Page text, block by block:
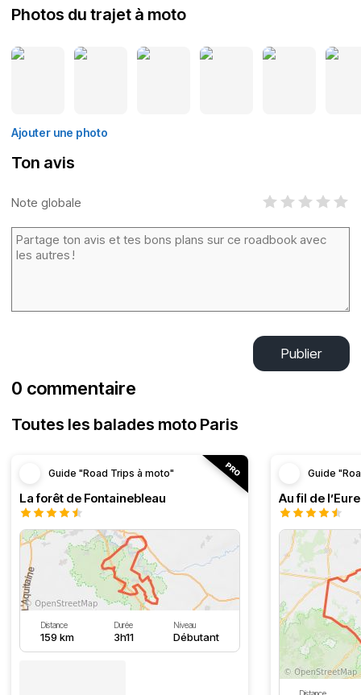
Photos du trajet à moto
Ajouter une photo
Ton avis
Note globale
Publier
0 commentaire
Toutes les balades moto Paris
Guide "Road Trips à moto"
La forêt de Fontainebleau
Distance
159 km
Durée
3h11
Niveau
Débutant
Guide
Au fil de l’Eure